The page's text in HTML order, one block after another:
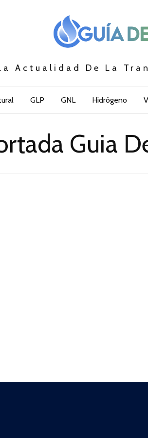
Actualidad De La
GLP GNL Hidrógeno
Guia